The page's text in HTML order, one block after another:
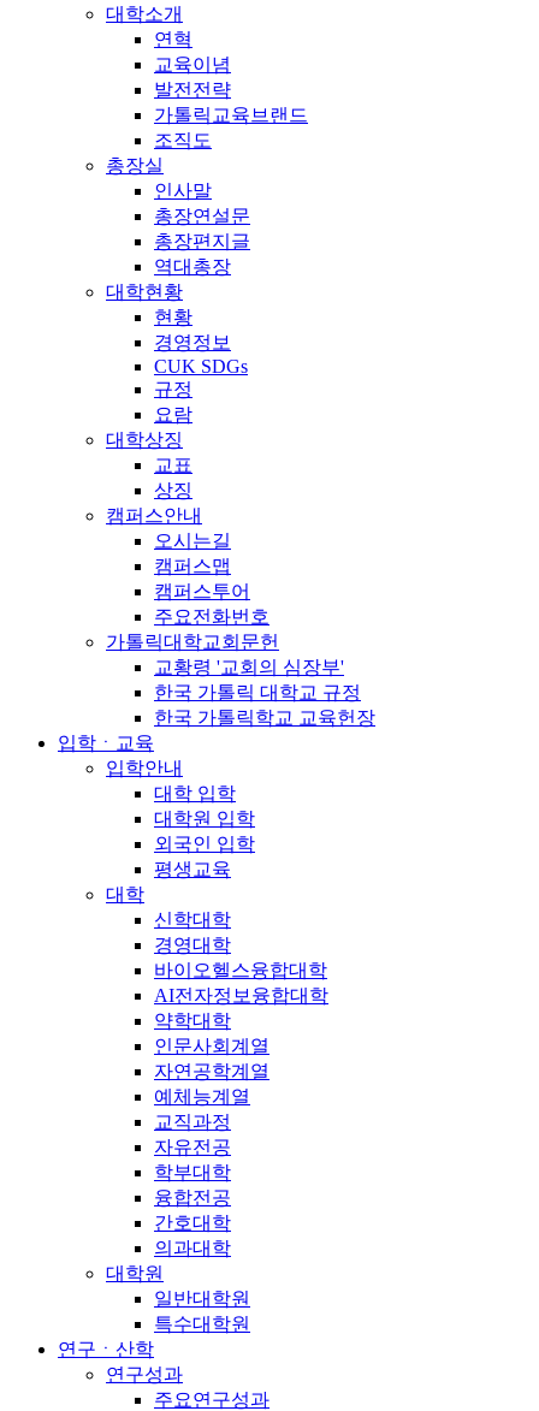
대학소개
연혁
교육이념
발전전략
가톨릭교육브랜드
조직도
총장실
인사말
총장연설문
총장편지글
역대총장
대학현황
현황
경영정보
CUK SDGs
규정
요람
대학상징
교표
상징
캠퍼스안내
오시는길
캠퍼스맵
캠퍼스투어
주요전화번호
가톨릭대학교회문헌
교황령 '교회의 심장부'
한국 가톨릭 대학교 규정
한국 가톨릭학교 교육헌장
입학ㆍ교육
입학안내
대학 입학
대학원 입학
외국인 입학
평생교육
대학
신학대학
경영대학
바이오헬스융합대학
AI전자정보융합대학
약학대학
인문사회계열
자연공학계열
예체능계열
교직과정
자유전공
학부대학
융합전공
간호대학
의과대학
대학원
일반대학원
특수대학원
연구ㆍ산학
연구성과
주요연구성과